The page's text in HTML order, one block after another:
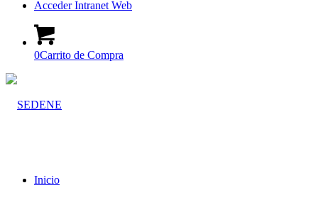
Acceder Intranet Web
0Carrito de Compra
Inicio